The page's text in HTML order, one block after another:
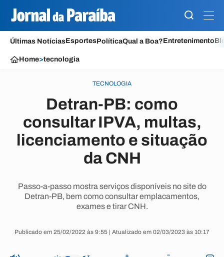
Últimas NotíciasEsportesPolíticaQual a Boa?Entretenimento
Home>tecnologia
TECNOLOGIA
Detran-PB: como
consultar IPVA, multas,
licenciamento e situação
da CNH
Passo-a-passo mostra serviços disponíveis no site do
Detran-PB, bem como consultar emplacamentos,
exames e tirar CNH.
Publicado em 25/02/2022 às 9:55 | Atualizado em 02/03/2023 às 10:17